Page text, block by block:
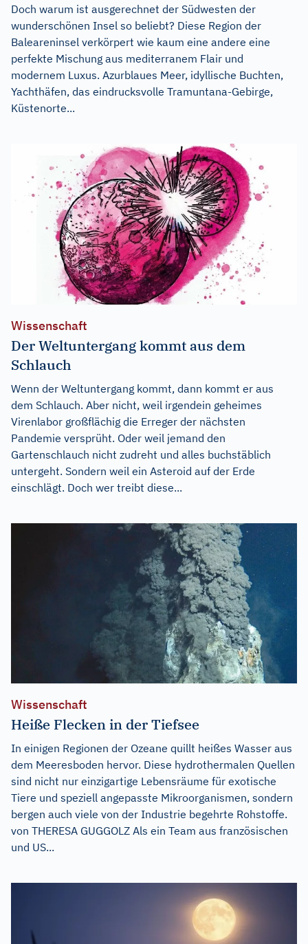
Doch warum ist ausgerechnet der Südwesten der
wunderschönen Insel so beliebt? Diese Region der
Baleareninsel verkörpert wie kaum eine andere eine
perfekte Mischung aus mediterranem Flair und
modernem Luxus. Azurblaues Meer, idyllische Buchten,
Yachthäfen, das eindrucksvolle Tramuntana-Gebirge,
Küstenorte...
Wissenschaft
Der Weltuntergang kommt aus dem
Schlauch
Wenn der Weltuntergang kommt, dann kommt er aus
dem Schlauch. Aber nicht, weil irgendein geheimes
Virenlabor großflächig die Erreger der nächsten
Pandemie versprüht. Oder weil jemand den
Gartenschlauch nicht zudreht und alles buchstäblich
untergeht. Sondern weil ein Asteroid auf der Erde
einschlägt. Doch wer treibt diese...
Wissenschaft
Heiße Flecken in der Tiefsee
In einigen Regionen der Ozeane quillt heißes Wasser aus
dem Meeresboden hervor. Diese hydrothermalen Quellen
sind nicht nur einzigartige Lebensräume für exotische
Tiere und speziell angepasste Mikroorganismen, sondern
bergen auch viele von der Industrie begehrte Rohstoffe.
von THERESA GUGGOLZ Als ein Team aus französischen
und US...